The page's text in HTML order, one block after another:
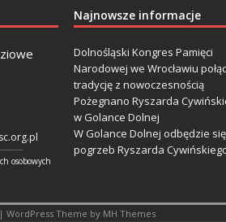
osobowych
Najnowsze informacje
Dolnośląski Kongres Pamięci
Narodowej we Wrocławiu
tradycję z nowoczesnością
Pożegnano Ryszarda
w Golance Dolnej
W Golance Dolnej odbędzie się
pogrzeb Ryszarda
WordPress Theme by MH Themes